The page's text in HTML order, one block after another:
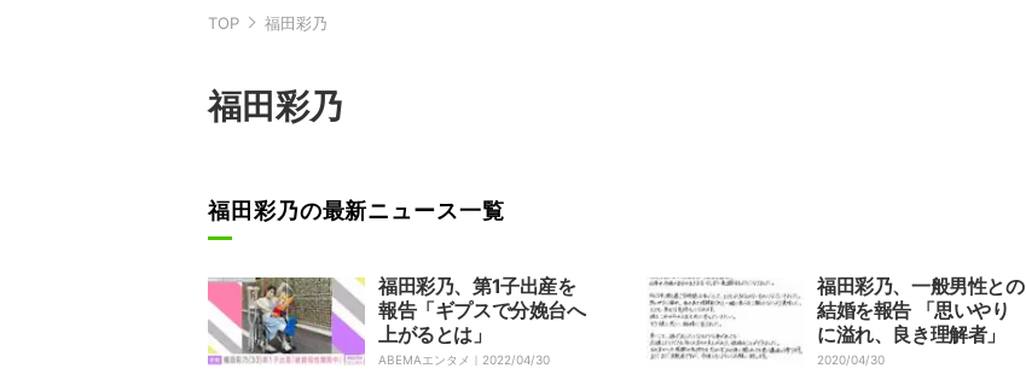
TOP 福田彩乃
福田彩乃
福田彩乃の最新ニュース一覧
福田彩乃、第1子出産を
報告「ギプスで分娩台へ
上がるとは」
ABEMAエンタメ｜ 2022/04/30
福田彩乃、一般男性との
結婚を報告 「思いやり
に溢れ、良き理解者」
2020/04/30